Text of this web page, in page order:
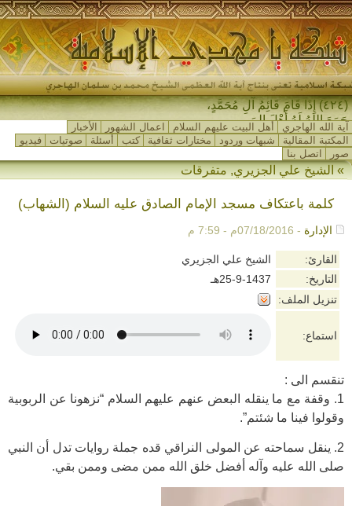
(٤٢٤) إِذَا قَامَ قَائِمُ آلِ مُحَمَّدٍ،
جَمَعَ اللهُ لَهُ أَهْلَ المَشْرِ-
آية الله الهاجري أهل البيت عليهم السلام اعمال الشهور
الأخبار
المكتبة المقالية
شبهات وردود مختارات ثقافية كتب أسئلة صوتيات
فيديو
صور
اتصل بنا
»الشيخ علي الجزيري,متفرقات
كلمة باعتكاف مسجد الإمام الصادق عليه السلام (الشهاب)
الإدارة - 07/18/2016م - 7:59 م
القارئ:
الشيخ علي الجزيري
التاريخ:
25-9-1437هـ
تنزيل الملف:
استماع:
تنقسم الى :
1. وقفة مع ما ينقله البعض عنهم عليهم السلام “نزهونا عن الربوبية
وقولوا فينا ما شئتم”.
2. ينقل سماحته عن المولى النراقي قده جملة روايات تدل أن النبي
صلى الله عليه وآله أفضل خلق الله ممن مضى وممن بقي.